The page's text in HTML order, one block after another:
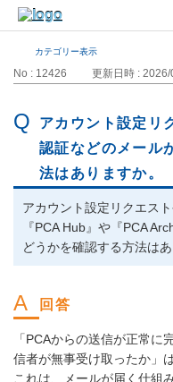
カテゴリー表示
No : 12426 更新日時 :
アカウント設定リ
認証などのメール
法はありますか。
アカウント設定リクエス
『PCA Hub』や『PCA
どうかを確認する方法はあ
「PCAからの送信が正常
信者が無事受け取ったか」
これは、メールが届く仕組